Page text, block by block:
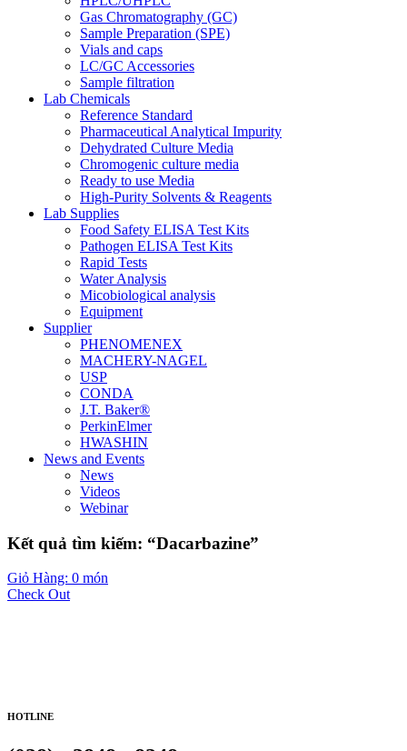
Gas Chromatography (GC)
Sample Preparation (SPE)
Vials and caps
LC/GC Accessories
Sample filtration
Lab Chemicals
Reference Standard
Pharmaceutical Analytical Impurity
Dehydrated Culture Media
Chromogenic culture media
Ready to use Media
High-Purity Solvents & Reagents
Lab Supplies
Food Safety ELISA Test Kits
Pathogen ELISA Test Kits
Rapid Tests
Water Analysis
Micobiological analysis
Equipment
Supplier
PHENOMENEX
MACHERY-NAGEL
USP
CONDA
J.T. Baker®
PerkinElmer
HWASHIN
News and Events
News
Videos
Webinar
Kết quả tìm kiếm: “Dacarbazine”
Giỏ Hàng: 0 món
Check Out
HOTLINE